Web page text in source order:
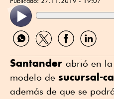
Compartir
por
Compartir
por
Compartir
por
Compartir
por
Santander abrió en la
modelo de sucursal-
además de que se